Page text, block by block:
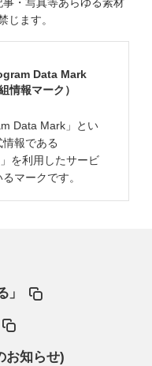
じます。
Data Mark
情報マーク）
Data Mark」とい
報である
を利用したサービ
マークです。
お知らせ)